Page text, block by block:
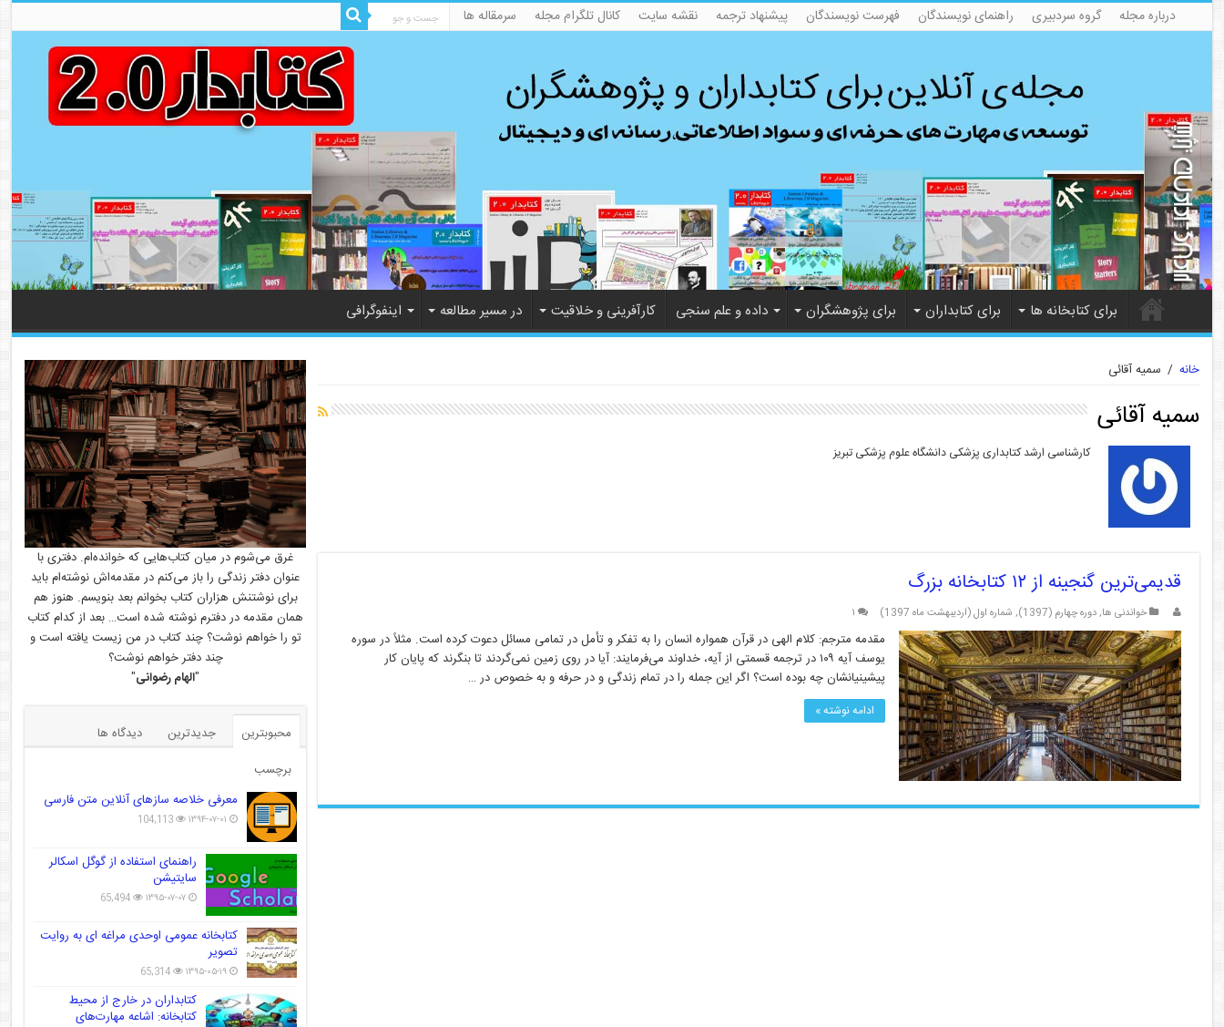
درباره مجله گروه سردبیری راهنمای نویسندگان فهرست نویسندگان پیشنهاد ترجمه نقشه سایت کانال تلگرام مجله سرمقاله ها
برای کتابخانه ها برای کتابداران برای پژوهشگران داده و علم سنجی کارآفرینی و خلاقیت در مسیر مطالعه اینفوگرافی
خانه / سمیه آقائی
سمیه آقائی
کارشناسی ارشد کتابداری پزشکی دانشگاه علوم پزشکی تبریز
قدیمی‌ترین گنجینه از ۱۲ کتابخانه بزرگ
خواندنی ها,دوره چهارم (1397) , شماره اول (اردیبهشت ماه 1397) ۱
مقدمه مترجم: کلام الهی در قرآن همواره انسان را به تفکر و تأمل در تمامی مسائل دعوت کرده است. مثلاً در سوره
یوسف آیه ۱۰۹ در ترجمه قسمتی از آیه، خداوند می‌فرمایند: آیا در روی زمین نمی‌گردند تا بنگرند که پایان کار
پیشینیانشان چه بوده است؟ اگر این جمله را در تمام زندگی و در حرفه و به خصوص در …
ادامه نوشته »
غرق می‌شوم در میان کتاب‌هایی که خوانده‌ام. دفتری با
عنوان دفتر زندگی را باز می‌کنم در مقدمه‌اش نوشته‌ام باید
برای نوشتنش هزاران کتاب بخوانم بعد بنویسم. هنوز هم
همان مقدمه در دفترم نوشته شده است… بعد از کدام کتاب
تو را خواهم نوشت؟ چند کتاب در من زیست یافته است و
چند دفتر خواهم نوشت؟
"الهام رضوانی"
محبوبترین جدیدترین
دیدگاه ها
برچسب
معرفی خلاصه سازهای آنلاین متن فارسی
۱۳۹۴-۰۷-۰۱ 104,113
راهنمای استفاده از گوگل اسکالر
سایتیشن
۱۳۹۵-۰۷-۰۷ 65,494
کتابخانه عمومی اوحدی مراغه ای به روایت
تصویر
۱۳۹۵-۰۵-۱۹ 65,314
کتابداران در خارج از محیط
کتابخانه: اشاعه مهارت‌های